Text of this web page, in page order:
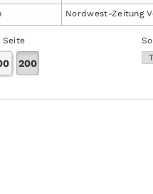
Nordwest-Zeitung
Seite
200